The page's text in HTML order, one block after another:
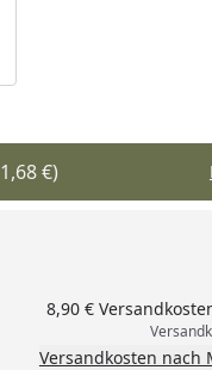
€)
eingeben
um eins erhöhen
8,90 €
Versandkosten nach